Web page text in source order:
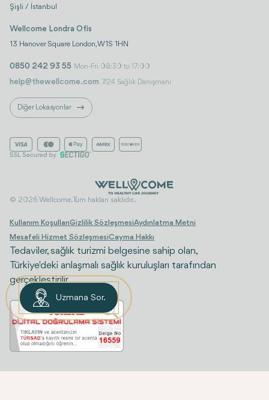
Şişli / İstanbul
Wellcome Londra Ofis
13 Hanover Square London, W1S 1HN
0850 242 93 55 Mon-Fri 08:30 to 17:00
help@thewellcome.com 7/24 Sağlık Danışmanı
Diğer Lokasyonlar
© 2026 Wellcome. Tüm hakları saklıdır..
Kullanım KoşullarıGizlilik SözleşmesiAydınlatma Metni
Mesafeli Hizmet SözleşmesiCayma Hakkı
Tedaviler, sağlık turizmi belgesine sahip olan,
Türkiye'deki anlaşmalı sağlık kuruluşları tarafından
gerçekleştirilir.
Uzmana Sor.